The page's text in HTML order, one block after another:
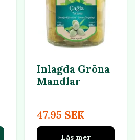
Inlagda Gröna
Mandlar
47.95 SEK
Läs mer